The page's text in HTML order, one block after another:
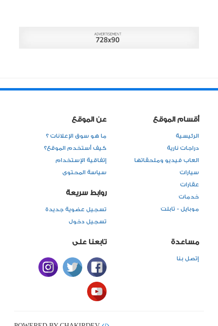
أقسام الموقع
الرئيسية
دراجات نارية
العاب فيديو وملحقاتها
سيارات
عقارات
خدمات
موبايل - تابلت
عن الموقع
ما هو سوق الإعلانات ؟
كيف أستخدم الموقع؟
إتفاقية الإستخدام
سياسة المحتوى
روابط سريعة
تسجيل عضوية جديدة
تسجيل دخول
مساعدة
إتصل بنا
تابعنا على